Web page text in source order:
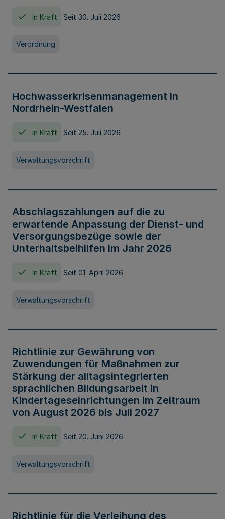
In Kraft Seit 30. Juli 2026
Verordnung
Hochwasserkrisenmanagement in
Nordrhein-Westfalen
In Kraft Seit 25. Juli 2026
Verwaltungsvorschrift
Abschlagszahlungen auf die zu
erwartende Anpassung der Dienst- und
Versorgungsbezüge sowie der
Unterhaltsbeihilfen im Jahr 2026
In Kraft Seit 01. April 2026
Verwaltungsvorschrift
Richtlinie zur Gewährung von
Zuwendungen für Maßnahmen zur
Stärkung der alltagsintegrierten
sprachlichen Bildungsarbeit in
Kindertageseinrichtungen im Zeitraum
von August 2026 bis Juli 2027
In Kraft Seit 20. Juni 2026
Verwaltungsvorschrift
Richtlinie für die Verleihung des